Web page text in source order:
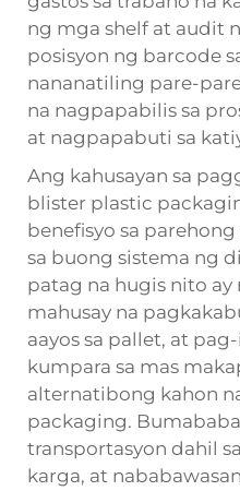
ng mga shelf at audit
posisyon ng barcode
nananatiling pare-
na nagpapabilis sa
at nagpapabuti sa
Ang kahusayan sa
blister plastic
benefisyo sa
sa buong sistema ng
patag na hugis nito
mahusay na
aayos sa pallet, at
kumpara sa mas
alternatibong kahon
packaging.
transportasyon dahil
karga, at